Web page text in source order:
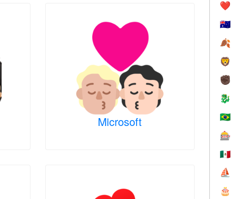
Microsoft
❤️️
🇦🇺
🍂
🦁
✊🏿
🐉
🇧🇷
🎰
🇲🇽
⛵️
🎂